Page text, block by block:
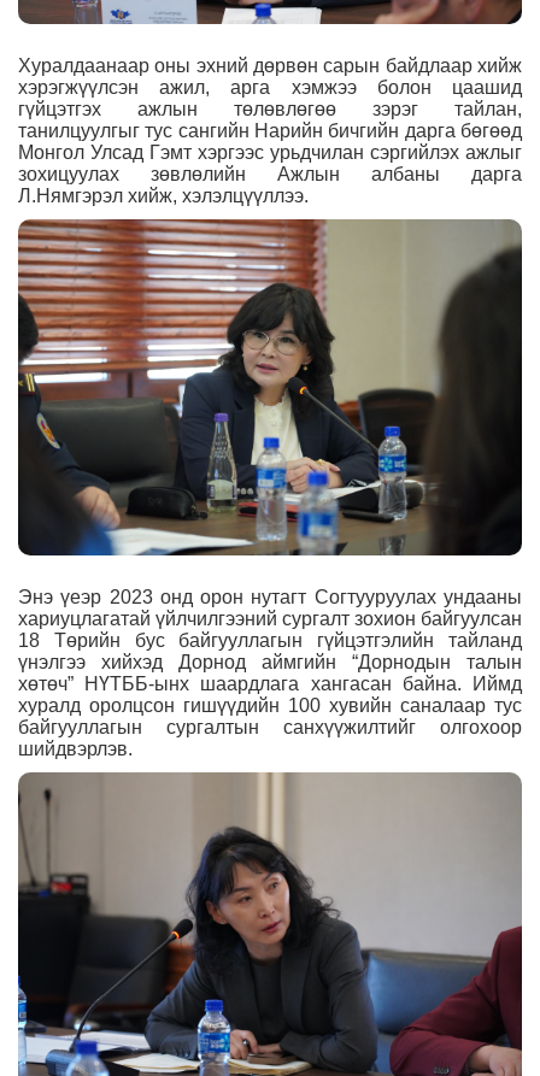
Хуралдаанаар оны эхний дөрвөн сарын байдлаар хийж
хэрэгжүүлсэн ажил, арга хэмжээ болон цаашид
гүйцэтгэх ажлын төлөвлөгөө зэрэг тайлан,
танилцуулгыг тус сангийн Нарийн бичгийн дарга бөгөөд
Монгол Улсад Гэмт хэргээс урьдчилан сэргийлэх ажлыг
зохицуулах зөвлөлийн Ажлын албаны дарга
Л.Нямгэрэл хийж, хэлэлцүүллээ.
Энэ үеэр 2023 онд орон нутагт Согтууруулах ундааны
хариуцлагатай үйлчилгээний сургалт зохион байгуулсан
18 Төрийн бус байгууллагын гүйцэтгэлийн тайланд
үнэлгээ хийхэд Дорнод аймгийн “Дорнодын талын
хөтөч” НҮТББ-ынх шаардлага хангасан байна. Иймд
хуралд оролцсон гишүүдийн 100 хувийн саналаар тус
байгууллагын сургалтын санхүүжилтийг олгохоор
шийдвэрлэв.